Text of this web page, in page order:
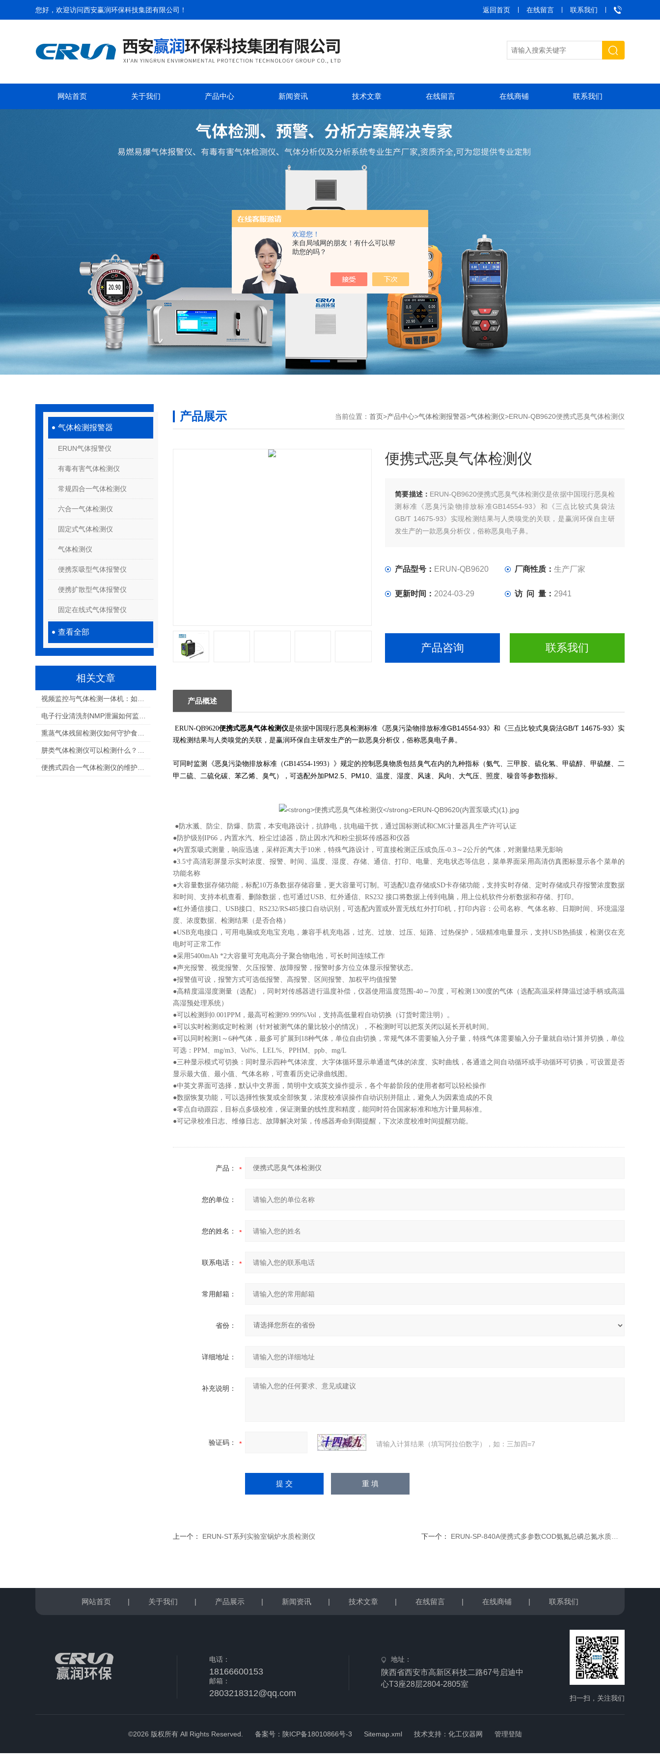
欢迎您！
来自局域网的朋友！有什么可以帮
助您的吗？
您好，欢迎访问西安赢润环保科技集团有限公司 ！ 返回首页 在线留言 联系我们
网站首页 关于我们 产品中心 新闻资讯 技术文章 在线留言 在线商铺 联系我们
气体检测报警器
ERUN气体报警仪
有毒有害气体检测仪
常规四合一气体检测仪
六合一气体检测仪
固定式气体检测仪
气体检测仪
便携泵吸型气体报警仪
便携扩散型气体报警仪
固定在线式气体报警仪
查看全部
相关文章
产品展示 当前位置： 首页>产品中心>气体检测报警器>气体检测仪>ERUN-QB9620便携式恶臭气体检测仪
便携式恶臭气体检测仪
简要描述： ERUN-QB9620便携式恶臭气体检测仪是依据中国现行恶臭检
测标准《恶臭污染物排放标准GB14554-93》和《三点比较式臭袋法
GB/T 14675-93》实现检测结果与人类嗅觉的关联，​是赢润环保自主研
发生产的一款恶臭分析仪，俗称恶臭电子鼻。
产品型号： ERUN-QB9620 厂商性质：生产厂家
更新时间： 2024-03-29 访 问 量： 2941
产品咨询 联系我们
产品概述
ERUN-QB9620便携式恶臭气体检测仪是依据中国现行恶臭检测标准《恶臭污染物排放标准GB14554-93》和《三点比较式臭袋法GB/T 14675-93》实
现检测结果与人类嗅觉的关联，是赢润环保自主研发生产的一款恶臭分析仪，俗称恶臭电子鼻。
可同时监测《恶臭污染物排放标准（GB14554-1993）》规定的控制恶臭物质包括臭气在内的九种指标（氨气、三甲胺、硫化氢、甲硫醇、甲硫醚、二
甲二硫、二硫化碳、苯乙烯、臭气），可选配外加PM2.5、 PM10、温度、湿度、风速、风向、大气压、照度、噪音等参数指标。
●防水溅、防尘、防爆、防震，本安电路设计，抗静电，抗电磁干扰， 通过国标测试和CMC计量器具生产许可认证
●防护级别IP66，内置水汽、粉尘过滤器，防止因水汽和粉尘损坏传感器和仪器
●内置泵吸式测量，响应迅速，采样距离大于10米，特殊气路设计，可直接检测 正压或负压-0.3～2公斤的气体，对测量结果无影响
●3.5寸高清彩屏显示实时浓度、报警、时间、温度、湿度、存储、通信、打印、 电量、充电状态等信息，菜单界面采用高清仿真图标显示各个菜单的
功能名称
●大容量数据存储功能，标配10万条数据存储容量，更大容量可订制。可选配U盘存储或SD卡存储功能，支持实时存储、定时存储或只存报警浓度数据
和 时间、支持本机查看、删除数据，也可通过USB、红外通信、RS232 接口将数据上传到电脑，用上位机软件分析数据和存储、打印。
●红外通信接口、USB接口、RS232/RS485接口自动识别，可选配内置或外置无线红外打印机，打印内容：公司名称、气体名称、日期时间、环境温湿
度、浓度数据、检测结果（是否合格）
●USB充电接口，可用电脑或充电宝充电，兼容手机充电器，过充、过放、过压、短路、过热保护， 5级精准电量显示，支持USB热插拔，检测仪在充
电时可正常工作
●采用5400mAh *2大容量可充电高分子聚合物电池，可长时间连续工作
●声光报警、视觉报警、欠压报警、故障报警，报警时多方位立体显示报警状态。
●报警值可设，报警方式可选低报警、高报警、区间报警、加权平均值报警
●高精度温湿度测量（选配），同时对传感器进行温度补偿，仪器使用温度范围-40～70度， 可检测1300度的气体（选配高温采样降温过滤手柄或高温
高湿预处理系统）
●可以检测到0.001PPM，最高可检测99.999%Vol，支持高低量程自动切换（订货时需注明）。
●可以实时检测或定时检测（针对被测气体的量比较小的情况），不检测时可以把泵关闭以延长开机时间。
●可以同时检测1～6种气体，最多可扩展到18种气体，单位自由切换，常规气体不需要输入分子量，特殊气体需要输入分子量就自动计算并切换，单位
可选：PPM、mg/m3、Vol%、LEL%、PPHM、ppb、mg/L
●三种显示模式可切换：同时显示四种气体浓度、大字体循环显示单通道气体的浓度、实时曲线，各通道之间自动循环或手动循环可切换，可设置是否
显示最大值、最小值、气体名称，可查看历史记录曲线图。
●中英文界面可选择，默认中文界面，简明中文或英文操作提示，各个年龄阶段的使用者都可以轻松操作
●数据恢复功能，可以选择性恢复或全部恢复，浓度校准误操作自动识别并阻止，避免人为因素造成的不良
●零点自动跟踪，目标点多级校准，保证测量的线性度和精度，能同时符合国家标准和地方计量局标准。
●可记录校准日志、维修日志、故障解决对策，传感器寿命到期提醒，下次浓度校准时间提醒功能。
产品：
您的单位：
您的姓名：
联系电话：
常用邮箱：
省份：
详细地址：
补充说明：
验证码： 请输入计算结果（填写阿拉伯数字），如：三加四=7
上一个： ERUN-ST系列实验室锅炉水质检测仪 下一个： ERUN-SP-840A便携式多参数COD氨氮总磷总氮水质测定仪
网站首页 | 关于我们 | 产品展示 | 新闻资讯 | 技术文章 | 在线留言 | 在线商铺 | 联系我们
电话：
18166600153
邮箱：
2803218312@qq.com
地址：
陕西省西安市高新区科技二路67号启迪中
心T3座28层2804-2805室
扫一扫，关注我们
©2026 版权所有 All Rights Reserved. 备案号：陕ICP备18010866号-3 Sitemap.xml 技术支持： 化工仪器网 管理登陆